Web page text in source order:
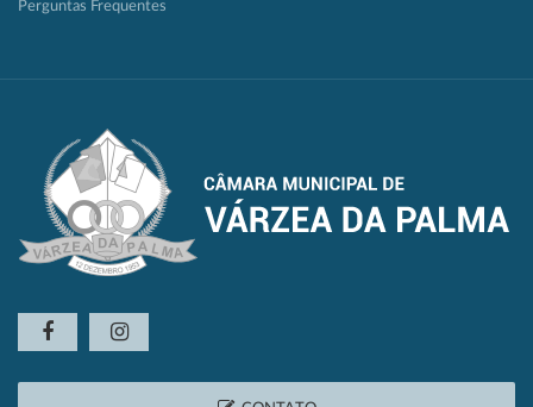
Perguntas Frequentes